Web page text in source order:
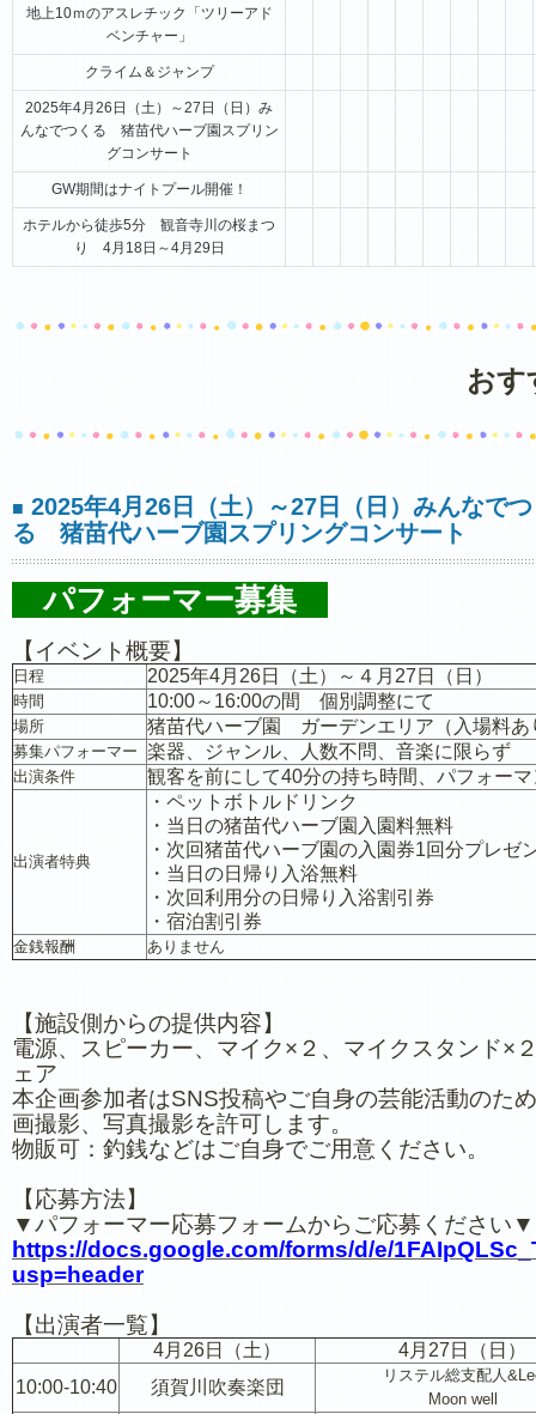
地上10ｍのアスレチック「ツリーアド
ベンチャー」
クライム＆ジャンプ
2025年4月26日（土）～27日（日）み
んなでつくる 猪苗代ハーブ園スプリン
グコンサート
GW期間はナイトプール開催！
ホテルから徒歩5分 観音寺川の桜まつ
り 4月18日～4月29日
おす
■ 2025年4月26日（土）～27日（日）みんなで
る 猪苗代ハーブ園スプリングコンサート
パフォーマー募集
【イベント概要】
日程 2025年4月26日（土）～４月27日（日）
時間 10:00～16:00の間 個別調整にて
場所 猪苗代ハーブ園 ガーデンエリア（入場料あ
募集パフォーマー 楽器、ジャンル、人数不問、音楽に限らず
出演条件 観客を前にして40分の持ち時間、パフォー
出演者特典
・ペットボトルドリンク
・当日の猪苗代ハーブ園入園料無料
・次回猪苗代ハーブ園の入園券1回分プレゼ
・当日の日帰り入浴無料
・次回利用分の日帰り入浴割引券
・宿泊割引券
金銭報酬 ありません
【施設側からの提供内容】
電源、スピーカー、マイク×２、マイクスタンド×
ェア
本企画参加者はSNS投稿やご自身の芸能活動のた
画撮影、写真撮影を許可します。
物販可：釣銭などはご自身でご用意ください。
【応募方法】
▼パフォーマー応募フォームからご応募ください▼
https://docs.google.com/forms/d/e/
usp=header
【出演者一覧】
4月26日（土）
4月27日（日）
10:00-10:40
須賀川吹奏楽団
リステル総支配人
Moon well